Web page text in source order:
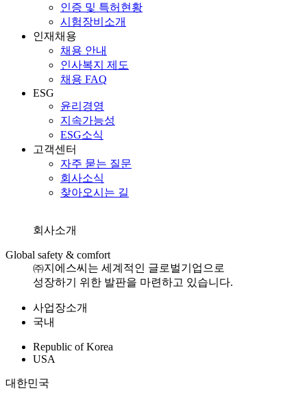
인증 및 특허현황
시험장비소개
인재채용
채용 안내
인사복지 제도
채용 FAQ
ESG
윤리경영
지속가능성
ESG소식
고객센터
자주 묻는 질문
회사소식
찾아오시는 길
회사소개
Global safety & comfort
㈜지에스씨는 세계적인 글로벌기업으로
성장하기 위한 발판을 마련하고 있습니다.
사업장소개
국내
Republic of Korea
USA
대한민국